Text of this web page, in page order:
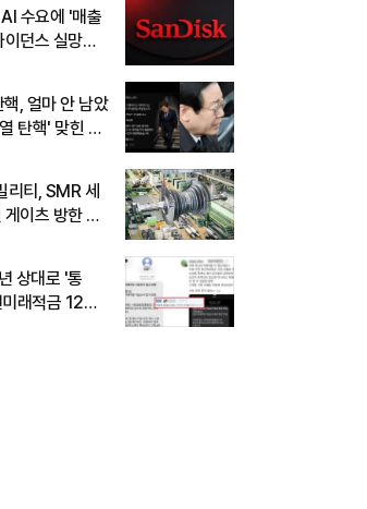
수요에 '매출
던스 실망에
, 얼마 안 남았
탄핵' 맞힌 무
리티, SMR 세
게이츠 방한 기
상대로 '통
래적금 12%